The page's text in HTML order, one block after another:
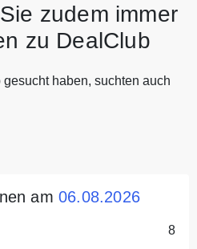
zudem immer
zu DealClub
haben, suchten auch
am 06.08.2026
8